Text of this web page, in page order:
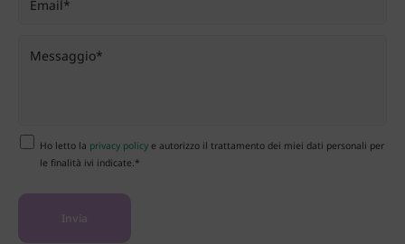
Ho letto la privacy policye autorizzo il trattamento dei miei dati personali per
le finalità ivi indicate.*